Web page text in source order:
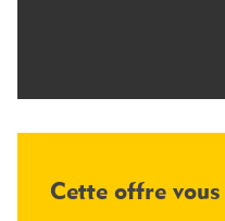
Cette offre